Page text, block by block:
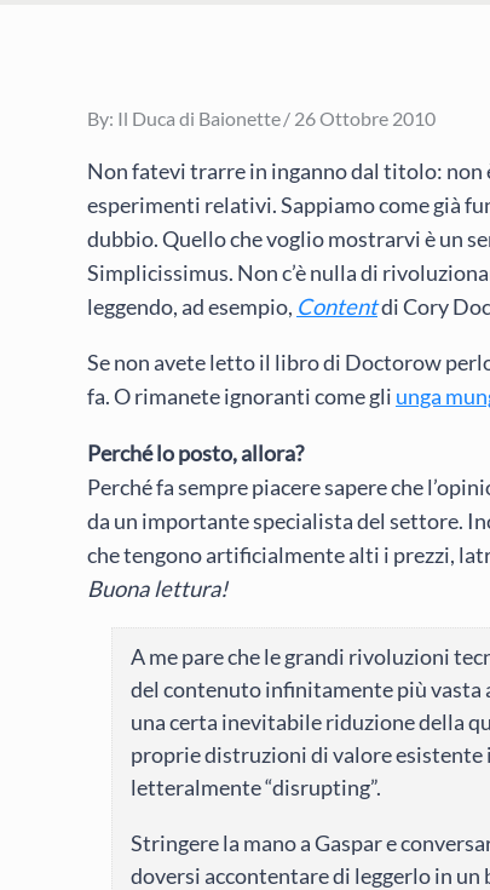
By: Il Duca di Baionette Posted
26 Ottobre 2010
Non fatevi trarre in inganno dal titolo: non
esperimenti relativi. Sappiamo come già
dubbio. Quello che voglio mostrarvi è un
Simplicissimus. Non c’è nulla di
leggendo, ad esempio, Contentdi Cory
Se non avete letto il libro di Doctorow
fa. O rimanete ignoranti come gli unga
Perché lo posto, allora?
Perché fa sempre piacere sapere che
da un importante specialista del settore.
che tengono artificialmente alti i prezzi,
Buona lettura!
A me pare che le grandi rivoluzioni
del contenuto infinitamente più vasta
una certa inevitabile riduzione della
proprie distruzioni di valore esistente
letteralmente “disrupting”.
Stringere la mano a Gaspar e
doversi accontentare di leggerlo in un